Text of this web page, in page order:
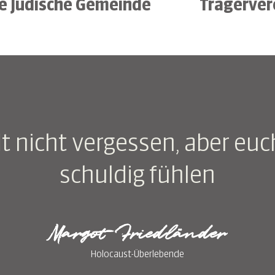
Jüdische Gemeinde
nicht vergessen, aber
schuldig fühlen
Margot Friedländer
Holocaust-Überlebende